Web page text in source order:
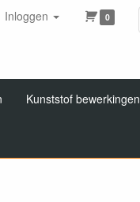
Inloggen 0
Kunststof bewerkingen